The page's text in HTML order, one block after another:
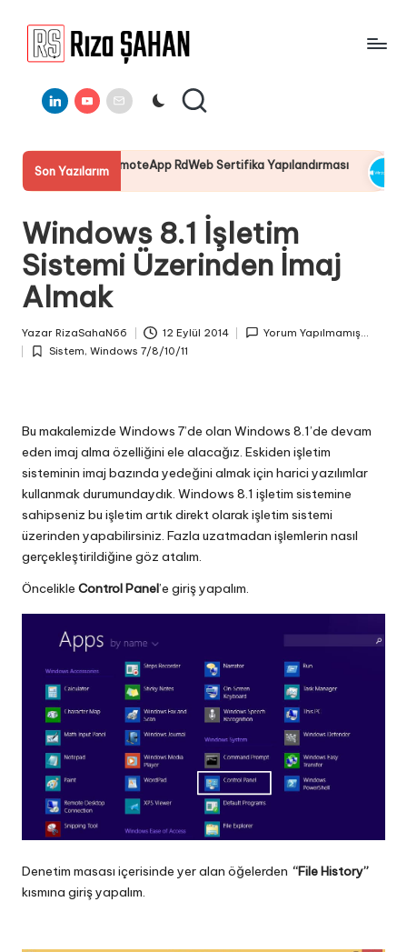
a
Ş
A
H
A
N
Bilgi
Paylaşım
LinkedinYoutube
E-
Mail
Son Yazılarım
RdWeb Sertifika Yapılandırması Server 2025
19 Temmuz 2025
Windows 8.1 İşletim
Sistemi Üzerinden İmaj
Almak
by
Yazar RizaSahaN66 12 Eylül 2014 Yorum Yapılmamış...
Posted
Sistem, Windows 7/8/10/11
Bu makalemizde Windows 7’de olan Windows 8.1’de devam
eden imaj alma özelliğini ele alacağız. Eskiden işletim
sisteminin imaj bazında yedeğini almak için harici yazılımlar
kullanmak durumundaydık. Windows 8.1 işletim sistemine
sahipseniz bu işletim artık direkt olarak işletim sistemi
üzerinden yapabilirsiniz. Fazla uzatmadan işlemlerin nasıl
gerçekleştirildiğine göz atalım.
Öncelikle Control Panel’e giriş yapalım.
Denetim masası içerisinde yer alan öğelerden“File History”
kısmına giriş yapalım.